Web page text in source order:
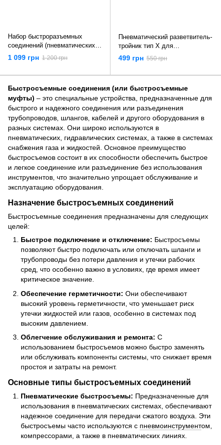
Набор быстроразъемных
соединений (пневматических)
1/2" / 1/4" / 1/8" (4-16 мм) 72
ед. Vorfal V09080
1 099 грн 1 200 грн
Пневматический разветвитель-
тройник тип X для
компрессора(папа-мама-мама-
мама) Vorfal V01171
499 грн 550 грн
Быстросъемные соединения (или быстросъемные
муфты) – это специальные устройства, предназначенные для
быстрого и надежного соединения или разъединения
трубопроводов, шлангов, кабелей и другого оборудования в
разных системах. Они широко используются в
пневматических, гидравлических системах, а также в системах
снабжения газа и жидкостей. Основное преимущество
быстросъемов состоит в их способности обеспечить быстрое
и легкое соединение или разъединение без использования
инструментов, что значительно упрощает обслуживание и
эксплуатацию оборудования.
Назначение быстросъемных соединений
Быстросъемные соединения предназначены для следующих
целей:
Быстрое подключение и отключение: Быстросъемы
позволяют быстро подключать или отключать шланги и
трубопроводы без потери давления и утечки рабочих
сред, что особенно важно в условиях, где время имеет
критическое значение.
Обеспечение герметичности: Они обеспечивают
высокий уровень герметичности, что уменьшает риск
утечки жидкостей или газов, особенно в системах под
высоким давлением.
Облегчение обслуживания и ремонта: С
использованием быстросъемов можно быстро заменять
или обслуживать компоненты системы, что снижает время
простоя и затраты на ремонт.
Основные типы быстросъемных соединений
Пневматические быстросъемы: Предназначенные для
использования в пневматических системах, обеспечивают
надежное соединение для передачи сжатого воздуха. Эти
быстросъемы часто используются с пневмоинструментом,
компрессорами, а также в пневматических линиях.